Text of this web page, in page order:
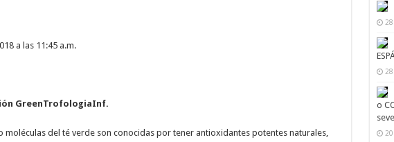
a las 11:45 a.m.
GreenTrofologiaInf.
moléculas del té verde son conocidas por tener antioxidantes potentes naturales,
o